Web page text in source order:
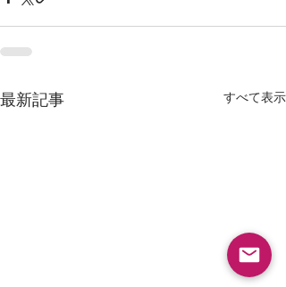
最新記事 すべて表示